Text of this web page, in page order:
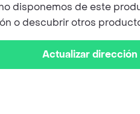
disponemos de este
o descubrir otros
Actualizar dirección